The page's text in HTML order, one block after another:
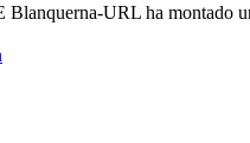
URL ha montado